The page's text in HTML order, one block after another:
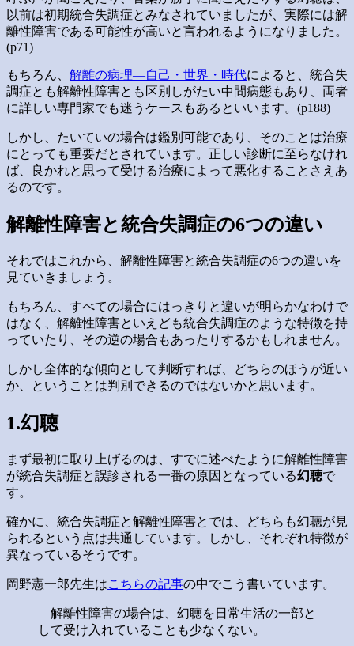
以前は初期統合失調症とみなされていましたが、実際には解
離性障害である可能性が高いと言われるようになりました。
(p71)
もちろん、 解離の病理―自己・世界・時代によると、統合失
調症とも解離性障害とも区別しがたい中間病態もあり、両者
に詳しい専門家でも迷うケースもあるといいます。(p188)
しかし、たいていの場合は鑑別可能であり、そのことは治療
にとっても重要だとされています。正しい診断に至らなけれ
ば、良かれと思って受ける治療によって悪化することさえあ
るのです。
解離性障害と統合失調症の6つの違い
それではこれから、解離性障害と統合失調症の6つの違いを
見ていきましょう。
もちろん、すべての場合にはっきりと違いが明らかなわけで
はなく、解離性障害といえども統合失調症のような特徴を持
っていたり、その逆の場合もあったりするかもしれません。
しかし全体的な傾向として判断すれば、どちらのほうが近い
か、ということは判別できるのではないかと思います。
1.幻聴
まず最初に取り上げるのは、すでに述べたように解離性障害
が統合失調症と誤診される一番の原因となっている幻聴で
す。
確かに、統合失調症と解離性障害とでは、どちらも幻聴が見
られるという点は共通しています。しかし、それぞれ特徴が
異なっているそうです。
岡野憲一郎先生はこちらの記事の中でこう書いています。
解離性障害の場合は、幻聴を日常生活の一部と
して受け入れていることも少なくない。